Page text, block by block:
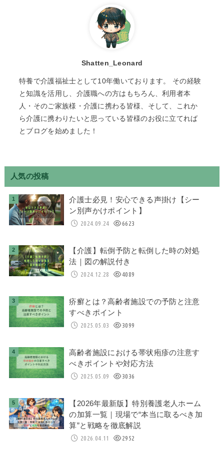
Shatten_Leonard
特養で介護福祉士として10年働いております。 その経験
と知識を活用し、介護職への方はもちろん、利用者本
人・そのご家族様・介護に携わる皆様、そして、これか
ら介護に携わりたいと思っている皆様のお役に立てれば
とブログを始めました！
人気の投稿
介護士必見！安心できる声掛け【シー
ン別声かけポイント】
2024.09.24 6623
【介護】転倒予防と転倒した時の対処
法｜図の解説付き
2024.12.28 4089
疥癬とは？高齢者施設での予防と注意
すべきポイント
2025.05.03 3099
高齢者施設における帯状疱疹の注意す
べきポイントや対応方法
2025.05.09 3036
【2026年最新版】特別養護老人ホーム
の加算一覧｜現場で“本当に取るべき加
算”と戦略を徹底解説
2026.04.11 2952